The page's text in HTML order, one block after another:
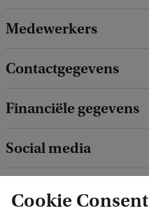
Medewerkers
Contactgegevens
Financiële gegevens
Social media
Cookie Consent